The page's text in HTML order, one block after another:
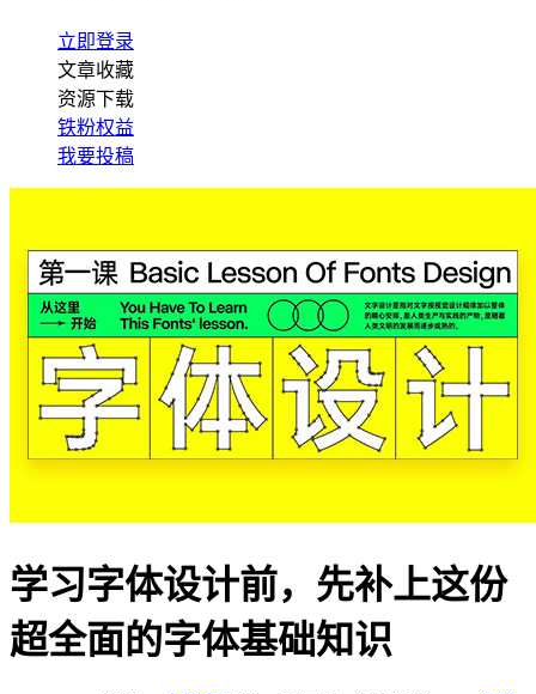
立即登录
文章收藏
资源下载
铁粉权益
我要投稿
学习字体设计前，先补上这份
超全面的字体基础知识